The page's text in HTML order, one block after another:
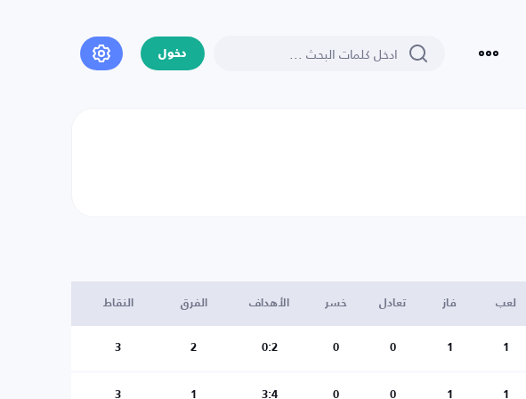
دخول
لعب فاز تعادل خسر الأهداف الفرق النقاط
1
1
0
0
0:2
2
3
1
1
0
0
3:4
1
3